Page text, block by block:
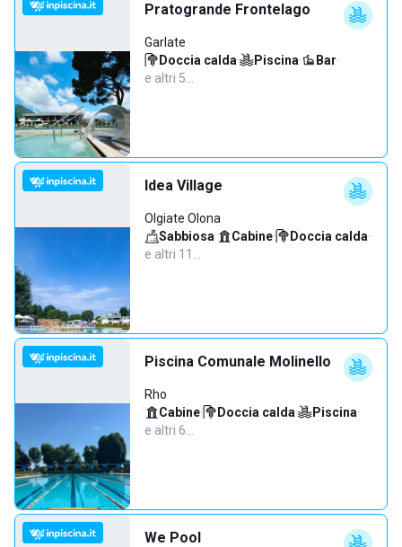
Pratogrande Frontelago
Garlate
Doccia calda· Piscina· Bar·
e altri 5…
Idea Village
Olgiate Olona
Sabbiosa· Cabine· Doccia calda·
e altri 11…
Piscina Comunale Molinello
Rho
Cabine· Doccia calda· Piscina·
e altri 6…
We Pool